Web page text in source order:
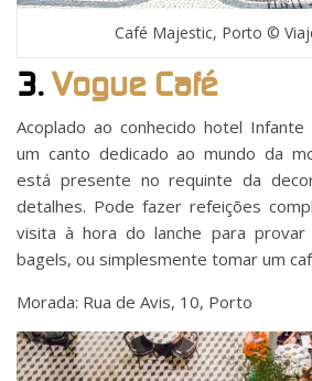
Café Majestic, Porto ©
3. Vogue Café
Acoplado ao conhecido hotel Infante
um canto dedicado ao mundo da
está presente no requinte da
detalhes. Pode fazer refeições
visita à hora do lanche para provar
bagels, ou simplesmente tomar um
Morada: Rua de Avis, 10, Porto